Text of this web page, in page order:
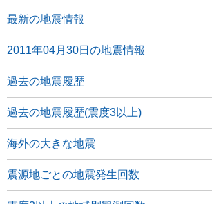
最新の地震情報
2011年04月30日の地震情報
過去の地震履歴
過去の地震履歴(震度3以上)
海外の大きな地震
震源地ごとの地震発生回数